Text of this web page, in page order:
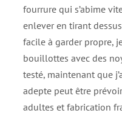
fourrure qui s’abime
enlever en tirant
facile à garder propre,
bouillottes avec des
testé, maintenant que
adepte peut être
adultes et fabrication